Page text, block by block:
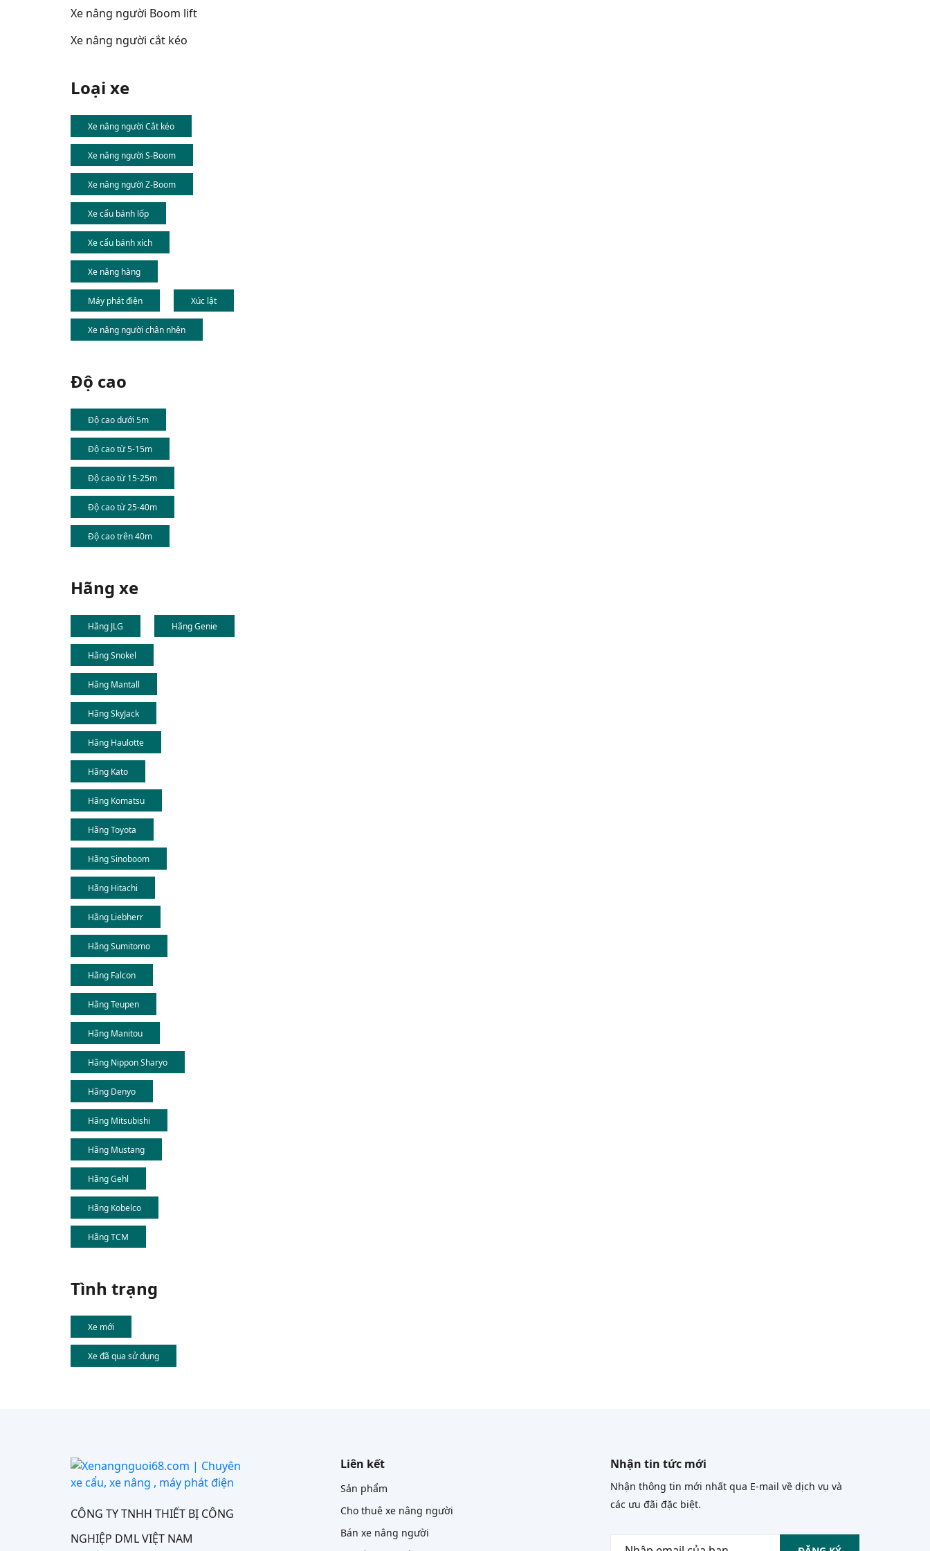
Xe nâng người Boom lift
Xe nâng người cắt kéo
Loại xe
Xe nâng người Cắt kéo
Xe nâng người S-Boom
Xe nâng người Z-Boom
Xe cẩu bánh lốp
Xe cẩu bánh xích
Xe nâng hàng
Máy phát điện Xúc lật
Xe nâng người chân nhện
Độ cao
Độ cao dưới 5m
Độ cao từ 5-15m
Độ cao từ 15-25m
Độ cao từ 25-40m
Độ cao trên 40m
Hãng xe
Hãng JLG Hãng Genie
Hãng Snokel
Hãng Mantall
Hãng SkyJack
Hãng Haulotte
Hãng Kato
Hãng Komatsu
Hãng Toyota
Hãng Sinoboom
Hãng Hitachi
Hãng Liebherr
Hãng Sumitomo
Hãng Falcon
Hãng Teupen
Hãng Manitou
Hãng Nippon Sharyo
Hãng Denyo
Hãng Mitsubishi
Hãng Mustang
Hãng Gehl
Hãng Kobelco
Hãng TCM
Tình trạng
Xe mới
Xe đã qua sử dụng
CÔNG TY TNHH THIẾT BỊ CÔNG
NGHIỆP DML VIỆT NAM
Liên kết
Sản phẩm
Cho thuê xe nâng người
Bán xe nâng người
Nhận tin tức mới
Nhận thông tin mới nhất qua E-mail về dịch vụ và
các ưu đãi đặc biệt.